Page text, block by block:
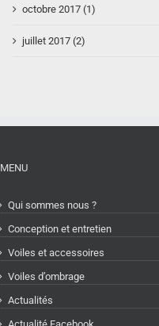
octobre 2017 (1)
juillet 2017 (2)
MENU
Qui sommes nous ?
Conception et entretien
Voiles et accessoires
Voiles d’ombrage
Actualités